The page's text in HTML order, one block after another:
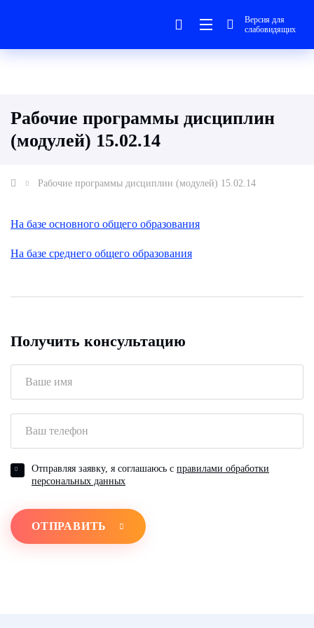
Версия для
слабовидящих
Рабочие программы дисциплин
(модулей) 15.02.14
Рабочие программы дисциплин (модулей) 15.02.14
На базе основного общего образования
На базе среднего общего образования
Получить консультацию
Отправляя заявку, я соглашаюсь с правилами обработки
персональных данных
ОТПРАВИТЬ